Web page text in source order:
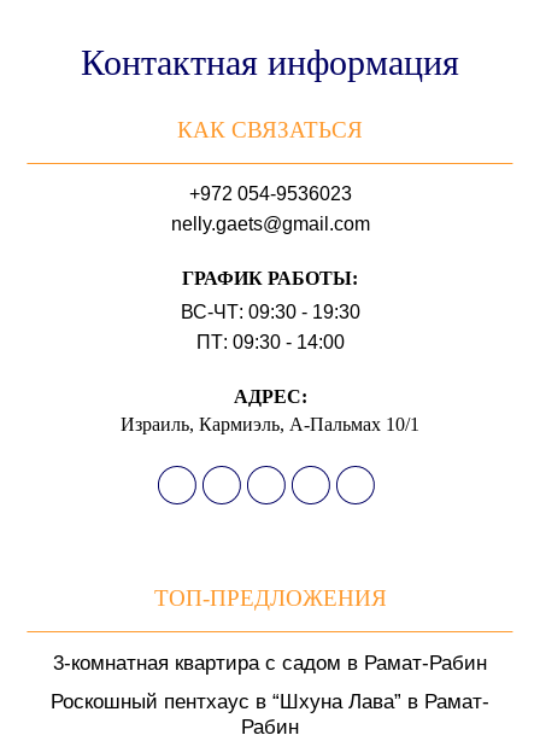
Контактная информация
КАК СВЯЗАТЬСЯ
+972 054-9536023
nelly.gaets@gmail.com
ГРАФИК РАБОТЫ:
ВС-ЧТ: 09:30 - 19:30
ПТ: 09:30 - 14:00
АДРЕС:
Израиль, Кармиэль, А-Пальмах 10/1
ТОП-ПРЕДЛОЖЕНИЯ
3-комнатная квартира с садом в Рамат-Рабин
Роскошный пентхаус в “Шхуна Лава” в Рамат-
Рабин